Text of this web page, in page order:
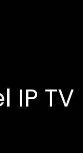
IP TV